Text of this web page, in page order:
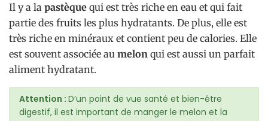
Il y a la pastèque qui est très riche en eau et qui fait
partie des fruits les plus hydratants. De plus, elle est
très riche en minéraux et contient peu de calories. Elle
est souvent associée au melon qui est aussi un parfait
aliment hydratant.
Attention : D’un point de vue santé et bien-être
digestif, il est important de manger le melon et la